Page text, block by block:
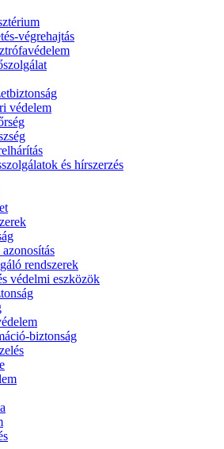
végrehajtás
védelem
és hírszerzés
rendszerek
védelmi eszközök
biztonság